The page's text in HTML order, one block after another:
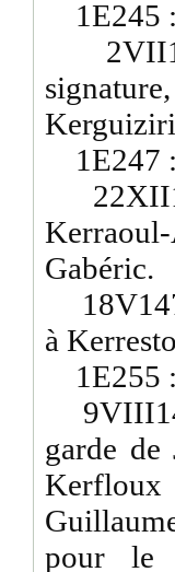
1E245
1E247
Gabéric.
à
1E255
garde
pour le